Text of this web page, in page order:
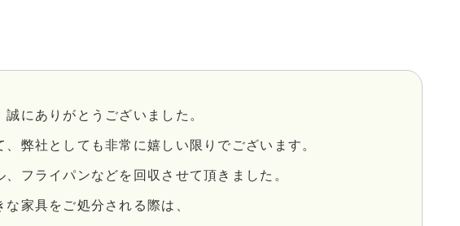
にありがとうございました。
弊社としても非常に嬉しい限りでございます。
フライパンなどを回収させて頂きました。
家具をご処分される際は、